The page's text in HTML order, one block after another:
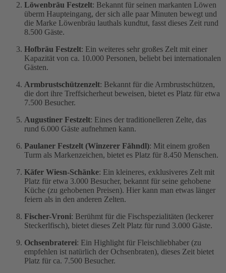
Löwenbräu Festzelt: Bekannt für seinen markanten Löwen
überm Haupteingang, der sich alle paar Minuten bewegt und
die Marke Löwenbräu lauthals kundtut, fasst dieses Zeit rund
8.500 Gäste.
Hofbräu Festzelt: Ein weiteres sehr großes Zelt mit einer
Kapazität von ca. 10.000 Personen, beliebt bei internationalen
Gästen.
Armbrustschützenzelt: Bekannt für die Armbrustschützen,
die dort ihre Treffsicherheut beweisen, bietet es Platz für etwa
7.500 Besucher.
Augustiner Festzelt: Eines der traditionelleren Zelte, das
rund 6.000 Gäste aufnehmen kann.
Paulaner Festzelt (Winzerer Fähndl): Mit einem großen
Turm als Markenzeichen, bietet es Platz für 8.450 Menschen.
Käfer Wiesn-Schänke: Ein kleineres, exklusiveres Zelt mit
Platz für etwa 3.000 Besucher, bekannt für seine gehobene
Küche (zu gehobenen Preisen). Hier kann man etwas länger
feiern als in den anderen Zelten.
Fischer-Vroni: Berühmt für die Fischspezialitäten (leckerer
Steckerlfisch), bietet dieses Zelt Platz für rund 3.000 Gäste.
Ochsenbraterei: Ein Highlight für Fleischliebhaber (zu
empfehlen ist natürlich der Ochsenbraten), dieses Zeit bietet
Platz für ca. 7.500 Besucher.